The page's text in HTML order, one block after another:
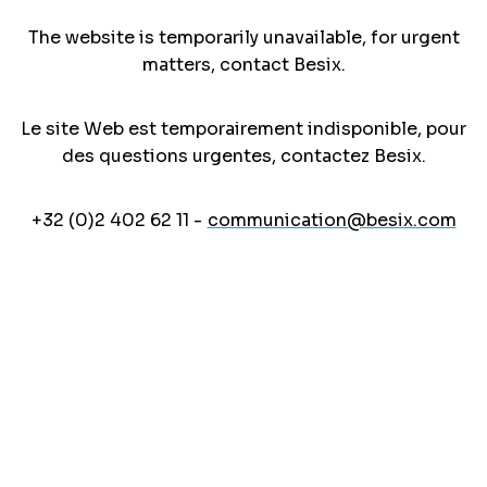
The website is temporarily unavailable, for urgent
matters, contact Besix.
Le site Web est temporairement indisponible, pour
des questions urgentes, contactez Besix.
+32 (0)2 402 62 11 - communication@besix.com